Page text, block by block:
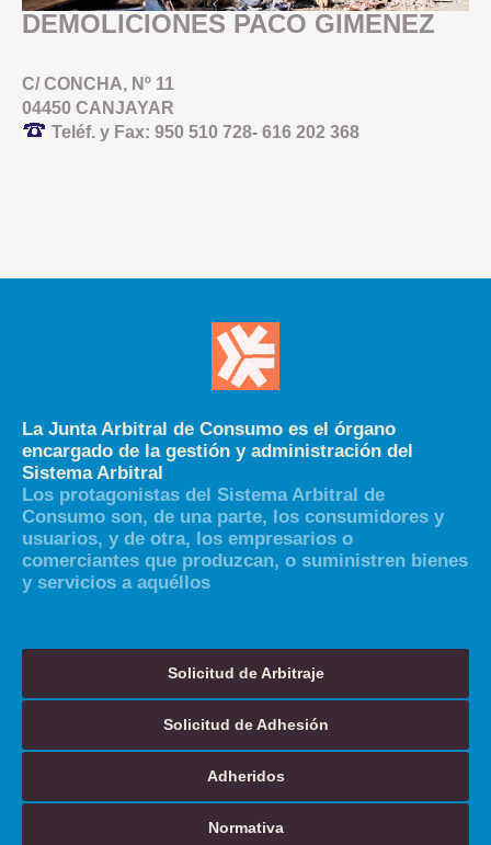
DEMOLICIONES PACO GIMENEZ
C/ CONCHA, Nº 11
04450 CANJAYAR
Teléf. y Fax: 950 510 728- 616 202 368
La Junta Arbitral de Consumo es el órgano
encargado de la gestión y administración del
Sistema Arbitral
Los protagonistas del Sistema Arbitral de
Consumo son, de una parte, los consumidores y
usuarios, y de otra, los empresarios o
comerciantes que produzcan, o suministren bienes
y servicios a aquéllos
Solicitud de Arbitraje
Solicitud de Adhesión
Adheridos
Normativa